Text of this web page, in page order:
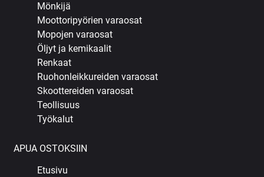
Mönkijä
Moottoripyörien varaosat
Mopojen varaosat
Öljyt ja kemikaalit
Renkaat
Ruohonleikkureiden varaosat
Skoottereiden varaosat
Teollisuus
Työkalut
APUA OSTOKSIIN
Etusivu